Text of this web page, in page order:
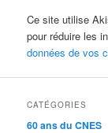
Ce site utilise
pour réduire les
données de vos
CATÉGORIES
60 ans du CNES